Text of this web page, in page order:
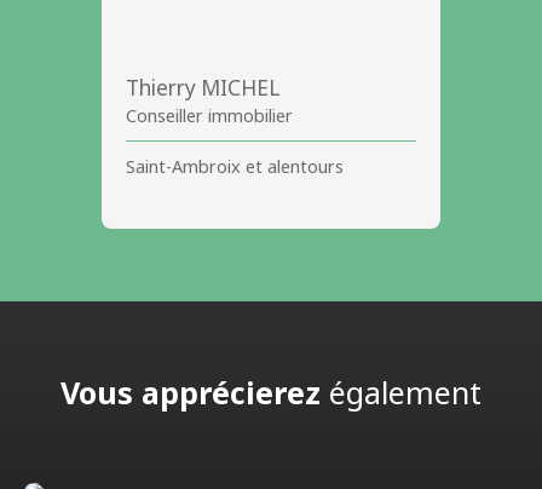
Thierry MICHEL
Conseiller immobilier
Saint-Ambroix et alentours
Vous apprécierez également